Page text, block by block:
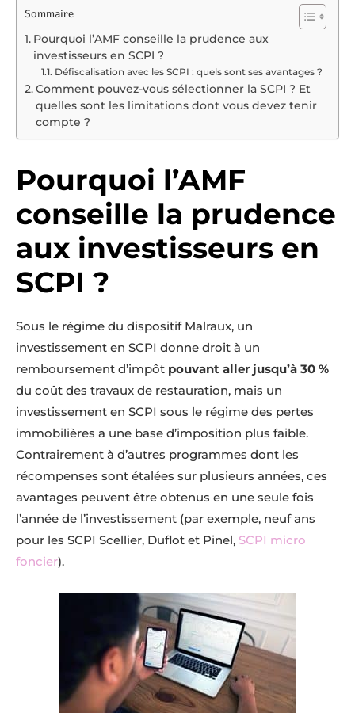
Sommaire
Pourquoi l’AMF conseille la prudence aux
investisseurs en SCPI ?
Défiscalisation avec les SCPI : quels sont ses avantages ?
Comment pouvez-vous sélectionner la SCPI ? Et
quelles sont les limitations dont vous devez tenir
compte ?
Pourquoi l’AMF
conseille la prudence
aux investisseurs en
SCPI ?
Sous le régime du dispositif Malraux, un
investissement en SCPI donne droit à un
remboursement d’impôt pouvant aller jusqu’à 30 %
du coût des travaux de restauration, mais un
investissement en SCPI sous le régime des pertes
immobilières a une base d’imposition plus faible.
Contrairement à d’autres programmes dont les
récompenses sont étalées sur plusieurs années, ces
avantages peuvent être obtenus en une seule fois
l’année de l’investissement (par exemple, neuf ans
pour les SCPI Scellier, Duflot et Pinel, SCPI micro
foncier).